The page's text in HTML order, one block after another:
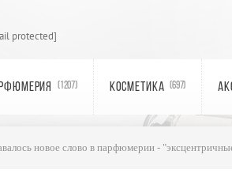
protected]
(1207) КОСМЕТИКА (697)
новое слово в парфюмерии -